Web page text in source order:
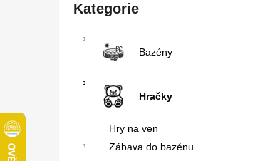
Přeskočit
kategorie
Kategorie
Bazény
Hračky
Hry na ven
Zábava do bazénu